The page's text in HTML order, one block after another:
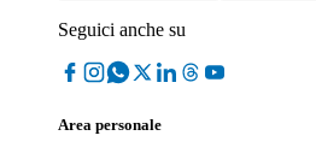
Seguici anche su
Area personale